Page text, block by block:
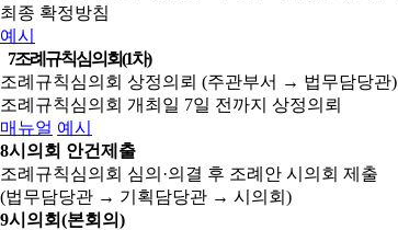
최종 확정방침
예시
7조례규칙심의회(1차)
조례규칙심의회 상정의뢰 (주관부서 → 법무담당관)
조례규칙심의회 개최일 7일 전까지 상정의뢰
매뉴얼 예시
8시의회 안건제출
조례규칙심의회 심의·의결 후 조례안 시의회 제출
(법무담당관 → 기획담당관 → 시의회)
9시의회(본회의)